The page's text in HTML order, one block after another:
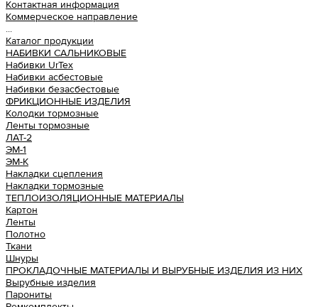
Контактная информация
Коммерческое направление
...
Каталог продукции
НАБИВКИ САЛЬНИКОВЫЕ
Набивки UrTex
Набивки асбестовые
Набивки безасбестовые
ФРИКЦИОННЫЕ ИЗДЕЛИЯ
Колодки тормозные
Ленты тормозные
ЛАТ-2
ЭМ-1
ЭМ-К
Накладки сцепления
Накладки тормозные
ТЕПЛОИЗОЛЯЦИОННЫЕ МАТЕРИАЛЫ
Картон
Ленты
Полотно
Ткани
Шнуры
ПРОКЛАДОЧНЫЕ МАТЕРИАЛЫ И ВЫРУБНЫЕ ИЗДЕЛИЯ ИЗ НИХ
Вырубные изделия
Парониты